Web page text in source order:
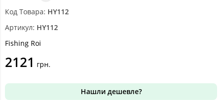
Код Товара: HY112
Артикул: HY112
Fishing Roi
2121 грн.
Нашли дешевле?